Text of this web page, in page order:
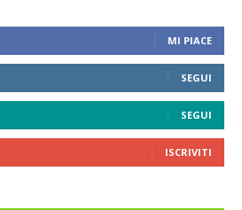
MI PIACE
SEGUI
SEGUI
ISCRIVITI